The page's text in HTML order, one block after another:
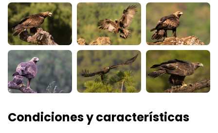
Condiciones y características